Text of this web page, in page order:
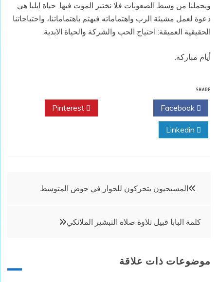
ويحملنا من وسط الصعوبات فلا نختبر الموت فيها. حياة ايليا هي
دعوة لعمل مشيئة الرب واهتماماته فيهتم باهتماماتنا، واحتياجاتنا
الحقيقية العميقة: احتياج الحب والشركة والحياة الابدية.
أيام مباركة.
SHARE
تصفّح
المسيحيون يتحركون للحوار في حوض المتوسط
كلمة البابا قبيل تلاوة صلاة التبشير الملائكي
موضوعات ذات علاقة